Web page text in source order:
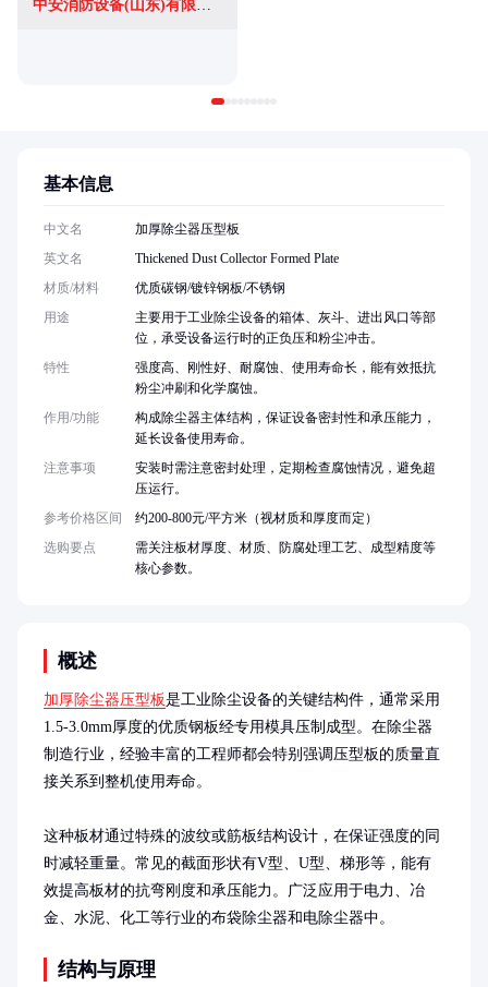
概述
加厚除尘器压型板是工业除尘设备的关键结构件，通常采用
1.5-3.0mm厚度的优质钢板经专用模具压制成型。在除尘器
制造行业，经验丰富的工程师都会特别强调压型板的质量直
接关系到整机使用寿命。
这种板材通过特殊的波纹或筋板结构设计，在保证强度的同
时减轻重量。常见的截面形状有V型、U型、梯形等，能有
效提高板材的抗弯刚度和承压能力。广泛应用于电力、冶
金、水泥、化工等行业的布袋除尘器和电除尘器中。
结构与原理
基本信息
中文名
加厚除尘器压型板
英文名
Thickened Dust Collector Formed Plate
材质/材料
优质碳钢/镀锌钢板/不锈钢
用途
主要用于工业除尘设备的箱体、灰斗、进出风口等部
位，承受设备运行时的正负压和粉尘冲击。
特性
强度高、刚性好、耐腐蚀、使用寿命长，能有效抵抗
粉尘冲刷和化学腐蚀。
作用/功能
构成除尘器主体结构，保证设备密封性和承压能力，
延长设备使用寿命。
注意事项
安装时需注意密封处理，定期检查腐蚀情况，避免超
压运行。
参考价格区间
约200-800元/平方米（视材质和厚度而定）
选购要点
需关注板材厚度、材质、防腐处理工艺、成型精度等
核心参数。